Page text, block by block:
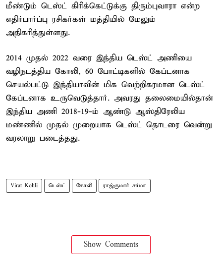
மீண்டும் டெஸ்ட் கிரிக்கெட்டுக்கு திரும்புவாரா என்ற
எதிர்பார்ப்பு ரசிகர்கள் மத்தியில் மேலும்
அதிகரித்துள்ளது.
2014 முதல் 2022 வரை இந்திய டெஸ்ட் அணியை
வழிநடத்திய கோலி, 60 போட்டிகளில் கேப்டனாக
செயல்பட்டு இந்தியாவின் மிக வெற்றிகரமான டெஸ்ட்
கேப்டனாக உருவெடுத்தார். அவரது தலைமையில்தான்
இந்திய அணி 2018-19-ம் ஆண்டு ஆஸ்திரேலிய
மண்ணில் முதல் முறையாக டெஸ்ட் தொடரை வென்று
வரலாறு படைத்தது.
Virat Kohli டெஸ்ட் கோலி ராஜ்குமார் சர்மா
Show Comments